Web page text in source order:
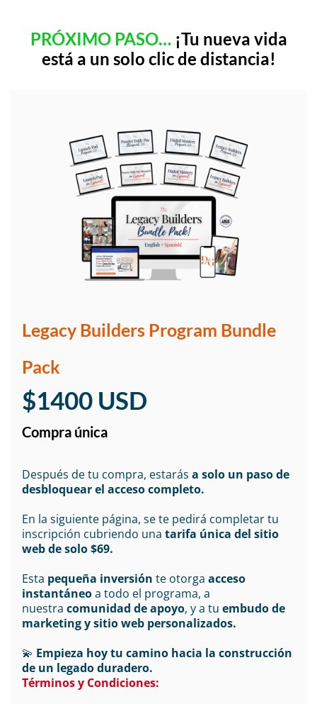
PRÓXIMO PASO… ¡Tu nueva vida
está a un solo clic de distancia!
Legacy Builders Program Bundle
Pack
$1400 USD
Compra única
Después de tu compra, estarás a solo un paso de
desbloquear el acceso completo.
En la siguiente página, se te pedirá completar tu
inscripción cubriendo una tarifa única del sitio
web de solo $69.
Esta pequeña inversión te otorga acceso
instantáneoa todo el programa, a
nuestra comunidad de apoyo, y a tu embudo de
marketing y sitio web personalizados.
💫 Empieza hoy tu camino hacia la construcción
de un legado duradero.
Términos y Condiciones: